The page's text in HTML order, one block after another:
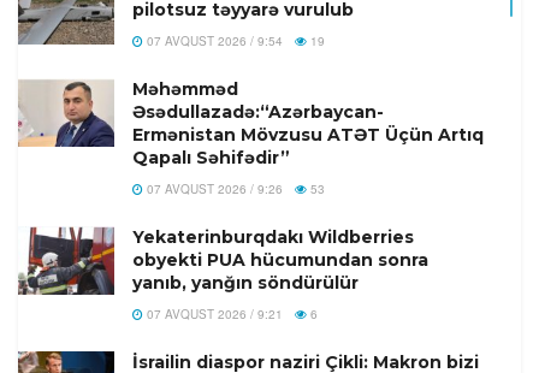
pilotsuz təyyarə vurulub
07 AVQUST 2026 / 9:54 19
Məhəmməd
Əsədullazadə:“Azərbaycan-
Ermənistan Mövzusu ATƏT Üçün Artıq
Qapalı Səhifədir”
07 AVQUST 2026 / 9:26 53
Yekaterinburqdakı Wildberries
obyekti PUA hücumundan sonra
yanıb, yanğın söndürülür
07 AVQUST 2026 / 9:21 6
İsrailin diaspor naziri Çikli: Makron bizi